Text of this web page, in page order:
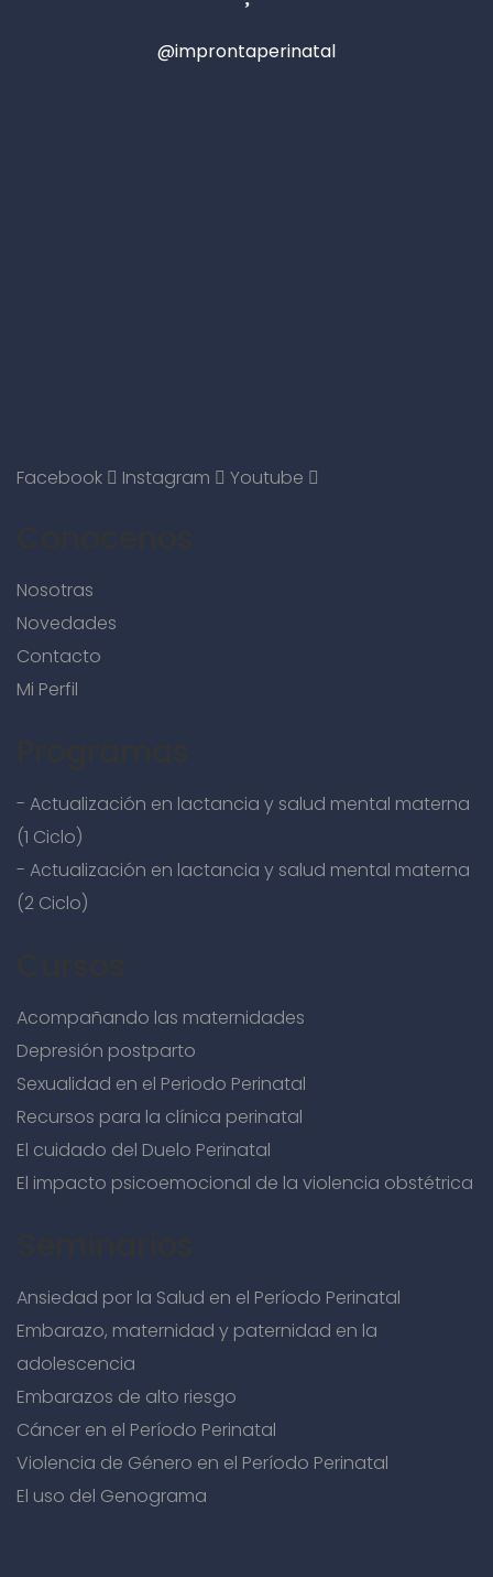
@improntaperinatal
Facebook Instagram Youtube
Nosotras
Novedades
Contacto
Mi Perfil
- Actualización en lactancia y salud mental materna
(1 Ciclo)
- Actualización en lactancia y salud mental materna
(2 Ciclo)
Acompañando las maternidades
Depresión postparto
Sexualidad en el Periodo Perinatal
Recursos para la clínica perinatal
El cuidado del Duelo Perinatal
El impacto psicoemocional de la violencia obstétrica
Ansiedad por la Salud en el Período Perinatal
Embarazo, maternidad y paternidad en la
adolescencia
Embarazos de alto riesgo
Cáncer en el Período Perinatal
Violencia de Género en el Período Perinatal
El uso del Genograma